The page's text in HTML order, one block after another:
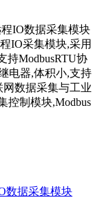
IO数据采集模块
IO采集模块,采用
持ModbusRTU协
电器,体积小,支持
数据采集与工业
控制模块,Modbus